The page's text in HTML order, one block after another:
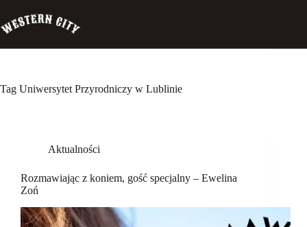
treści
Biuro
Pensjonat
Szkolenia
Tag Uniwersytet Przyrodniczy w Lublinie
Aktualności
Rozmawiając z koniem, gość specjalny – Ewelina
Zoń